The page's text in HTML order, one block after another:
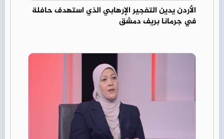
الأردن يدين التفجير الإرهابي الذي استهدف حافلة
في جرمانا بريف دمشق